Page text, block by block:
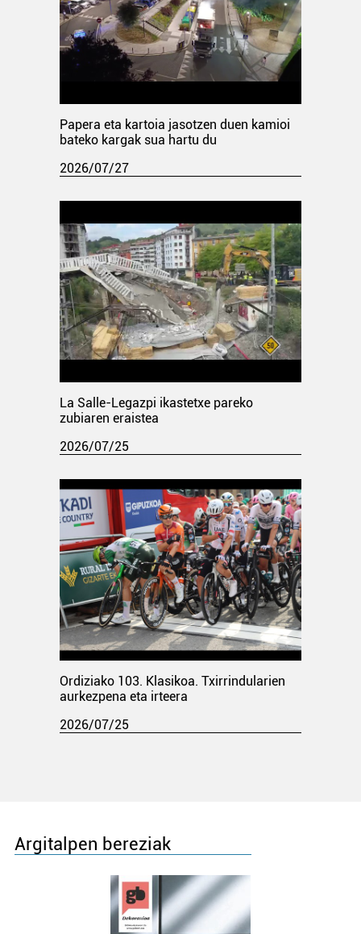
Papera eta kartoia jasotzen duen kamioi
bateko kargak sua hartu du
2026/07/27
La Salle-Legazpi ikastetxe pareko
zubiaren eraistea
2026/07/25
Ordiziako 103. Klasikoa. Txirrindularien
aurkezpena eta irteera
2026/07/25
Argitalpen bereziak